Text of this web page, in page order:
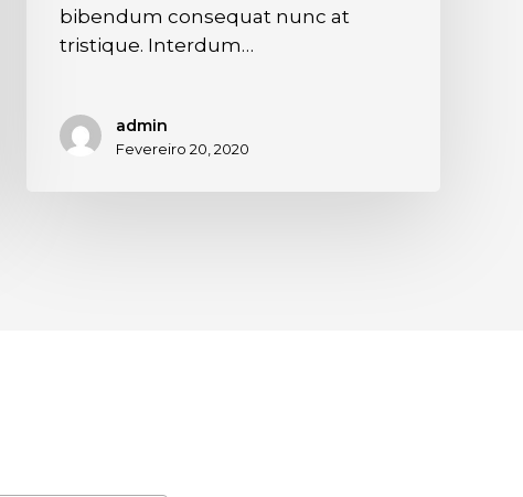
bibendum consequat nunc at
tristique. Interdum…
admin
Fevereiro 20, 2020